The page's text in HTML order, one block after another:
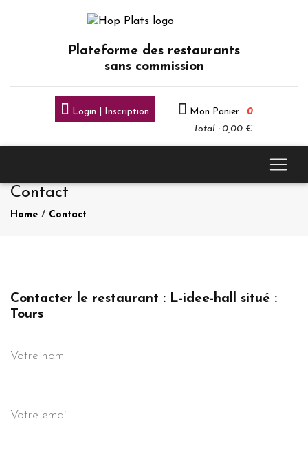
Plateforme des restaurants
sans commission
Login | Inscription Mon Panier : 0
Total : 0,00 €
Contact
Home / Contact
Contacter le restaurant : L-idee-hall situé :
Tours
Votre nom
Votre email